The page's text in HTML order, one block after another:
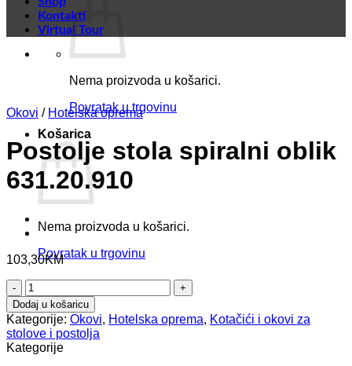
Nema proizvoda u košarici.
Povratak u trgovinu
Košarica
Nema proizvoda u košarici.
Povratak u trgovinu
Kontakti
Virtual Tour
Okovi / Hotelska oprema
Postolje stola spiralni oblik
631.20.910
103,30KM
Postolje
stola
spiralni
oblik
631.20.910
količina
Dodaj u košaricu
Kategorije: Okovi, Hotelska oprema, Kotačići i okovi za
stolove i postolja
Kategorije